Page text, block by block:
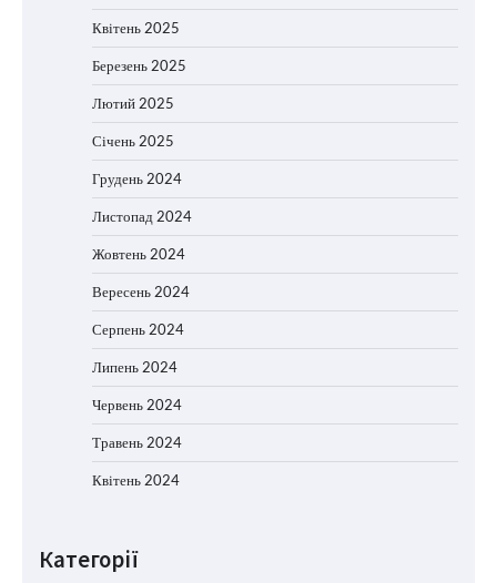
Квітень 2025
Березень 2025
Лютий 2025
Січень 2025
Грудень 2024
Листопад 2024
Жовтень 2024
Вересень 2024
Серпень 2024
Липень 2024
Червень 2024
Травень 2024
Квітень 2024
Категорії